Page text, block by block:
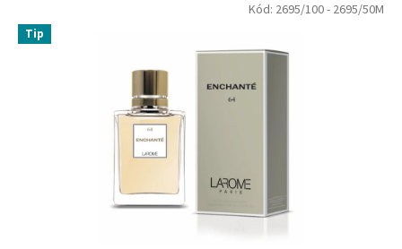
Tip
Kód: 2695/100- 2695/50M